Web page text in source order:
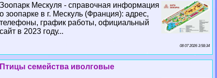
Зоопарк Мескуля - справочная информация
о зоопарке в г. Мескуль (Франция): адрес,
телефоны, график работы, официальный
сайт в 2023 году...
08 07 2026 3:58:34
Птицы семейства иволговые